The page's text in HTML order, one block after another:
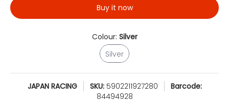
Buy it now
Colour: Silver
Silver
Silver
JAPAN RACING SKU: 5902211927280
Barcode:
84494928